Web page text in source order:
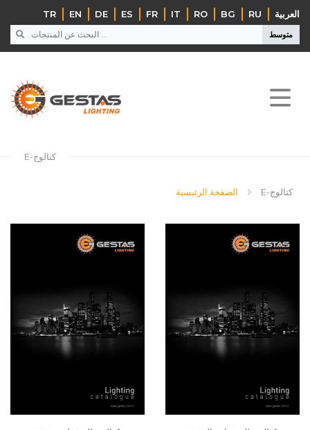
TR EN DE ES FR IT RO BG RU ‏العربية‏
متوسط
E-كتالوج
الصفحة الرئيسية E-كتالوج